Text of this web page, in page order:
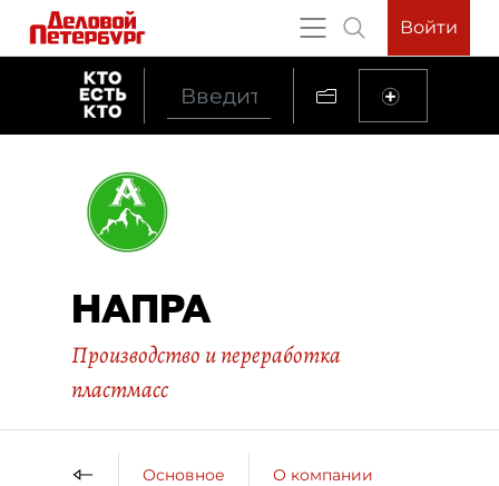
Войти
НАПРА
Производство и переработка
пластмасс
Основное О компании